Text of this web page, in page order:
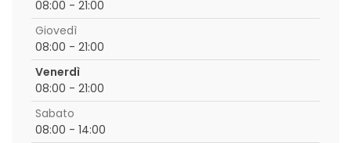
08:00 - 21:00
Giovedì
08:00 - 21:00
Venerdì
08:00 - 21:00
Sabato
08:00 - 14:00